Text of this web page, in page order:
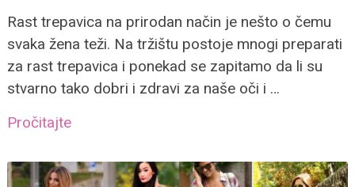
Rast trepavica na prirodan način je nešto o čemu
svaka žena teži. Na tržištu postoje mnogi preparati
za rast trepavica i ponekad se zapitamo da li su
stvarno tako dobri i zdravi za naše oči i …
Pročitajte